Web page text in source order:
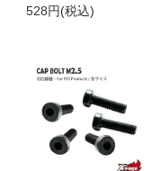
528円(税込)